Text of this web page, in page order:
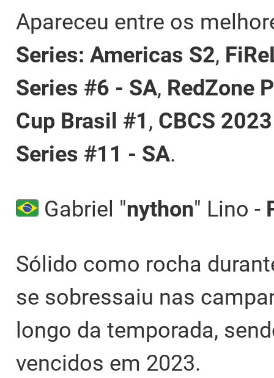
Apareceu entre os
Series: Americas S2,
Series #6 - SA, RedZone
Cup Brasil #1 , CBCS
Series #11 - SA.
Gabriel "nython" Lino -
Sólido como rocha
se sobressaiu nas
longo da temporada,
vencidos em 2023.